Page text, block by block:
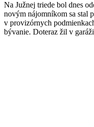
Na Južnej triede bol dnes
novým nájomníkom sa stal
v provizórnych
bývanie. Doteraz žil v